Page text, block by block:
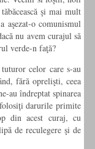
şi mai mult
aşezat-o comunismul
nu avem curajul să
verde-n faţă?
celor care s-au
fără oprelişti, ceea
au îndreptat spinarea
darurile primite
din acest curaj, cu
de reculegere şi de